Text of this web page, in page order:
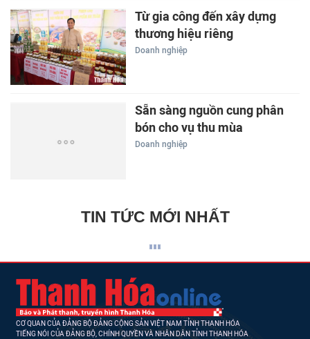
Từ gia công đến xây dựng
thương hiệu riêng
Doanh nghiệp
Sẵn sàng nguồn cung phân
bón cho vụ thu mùa
Doanh nghiệp
TIN TỨC MỚI NHẤT
CƠ QUAN CỦA ĐẢNG BỘ ĐẢNG CỘNG SẢN VIỆT NAM TỈNH THANH HÓA
TIẾNG NÓI CỦA ĐẢNG BỘ, CHÍNH QUYỀN VÀ NHÂN DÂN TỈNH THANH HÓA